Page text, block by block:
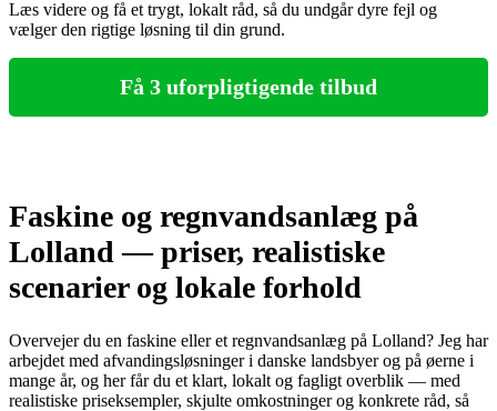
Læs videre og få et trygt, lokalt råd, så du undgår dyre fejl og
vælger den rigtige løsning til din grund.
Få 3 uforpligtigende tilbud
Faskine og regnvandsanlæg på
Lolland — priser, realistiske
scenarier og lokale forhold
Overvejer du en faskine eller et regnvandsanlæg på Lolland? Jeg har
arbejdet med afvandingsløsninger i danske landsbyer og på øerne i
mange år, og her får du et klart, lokalt og fagligt overblik — med
realistiske priseksempler, skjulte omkostninger og konkrete råd, så